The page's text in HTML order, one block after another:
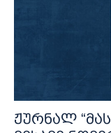
ჟურნალ